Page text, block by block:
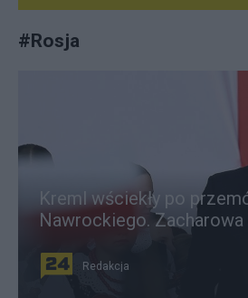
#Rosja
Kreml wściekły po
Nawrockiego. Zacharowa
Redakcja